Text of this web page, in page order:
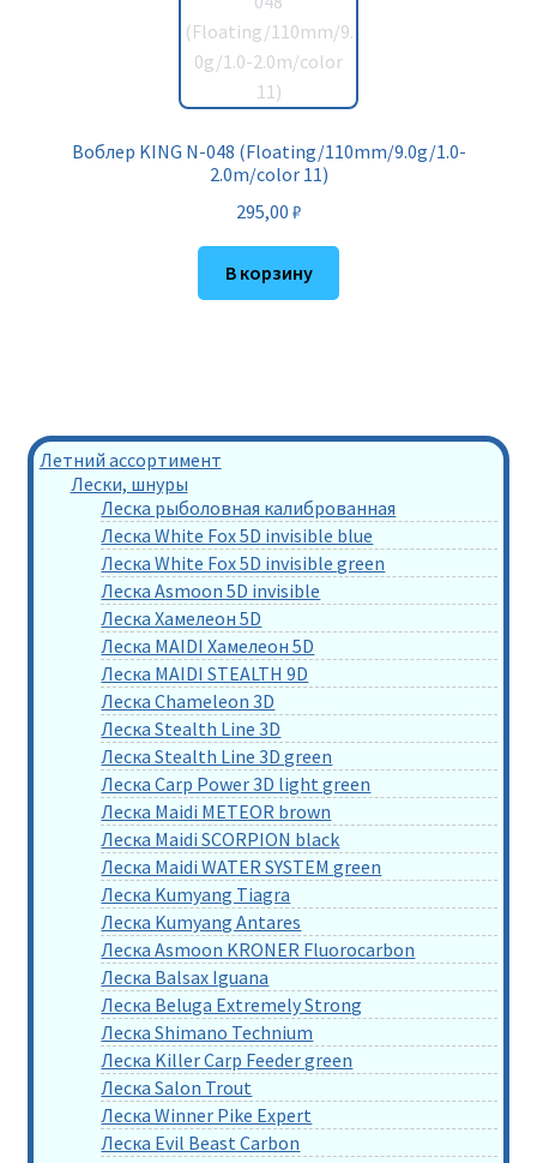
Воблер KING N-048 (Floating/110mm/9.0g/1.0-
2.0m/color 11)
295,00 ₽
В корзину
Летний ассортимент
Лески, шнуры
Леска рыболовная калиброванная
Леска White Fox 5D invisible blue
Леска White Fox 5D invisible green
Леска Asmoon 5D invisible
Леска Хамелеон 5D
Леска MAIDI Хамелеон 5D
Леска MAIDI STEALTH 9D
Леска Chameleon 3D
Леска Stealth Line 3D
Леска Stealth Line 3D green
Леска Carp Power 3D light green
Леска Maidi METEOR brown
Леска Maidi SCORPION black
Леска Maidi WATER SYSTEM green
Леска Kumyang Tiagra
Леска Kumyang Antares
Леска Asmoon KRONER Fluorocarbon
Леска Balsax Iguana
Леска Beluga Extremely Strong
Леска Shimano Technium
Леска Killer Carp Feeder green
Леска Salon Trout
Леска Winner Pike Expert
Леска Evil Beast Carbon